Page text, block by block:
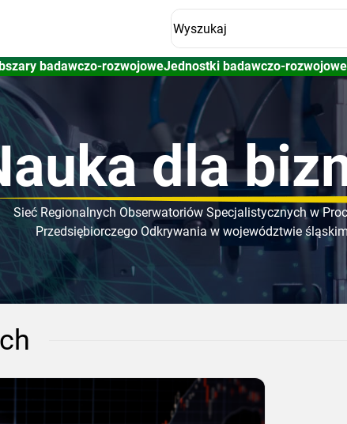
Wyszukiwarka
badawczo-rozwojoweJednostki badawczo-rozwojowe
dla
Sieć Regionalnych Obserwatoriów Specjalistycznych w
Przedsiębiorczego Odkrywania w województwie śląskim